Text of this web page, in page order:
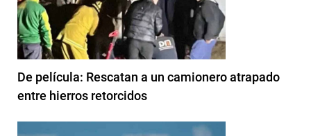
De película: Rescatan a un camionero atrapado
entre hierros retorcidos